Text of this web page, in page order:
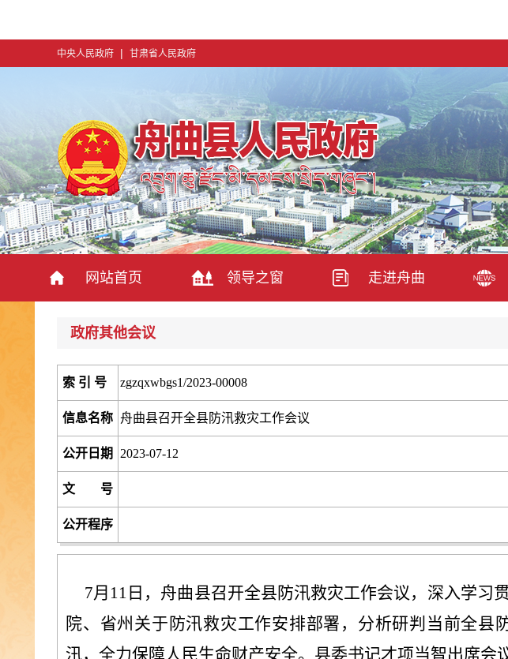
中央人民政府 | 甘肃省人民政府
网站首页 领导之窗 走进舟曲
政府其他会议
索 引 号 zgzqxwbgs1/2023-00008
信息名称 舟曲县召开全县防汛救灾工作会议
公开日期 2023-07-12
文 号
公开程序
7月11日，舟曲县召开全县防汛救灾工作会议，深入学习
院、省州关于防汛救灾工作安排部署，分析研判当前全
汛，全力保障人民生命财产安全。县委书记才项当智出席会